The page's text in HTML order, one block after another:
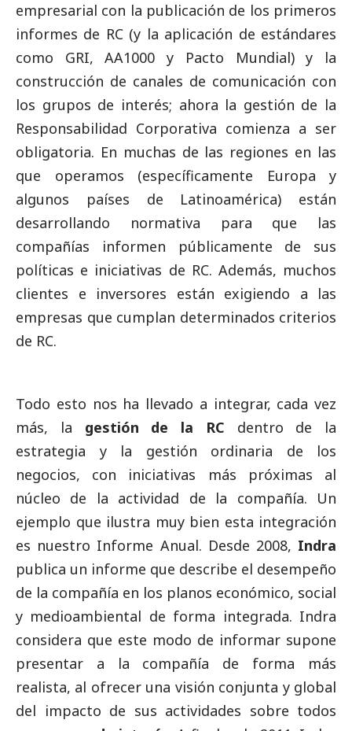
empresarial con la publicación de los primeros
informes de RC (y la aplicación de estándares
como GRI, AA1000 y Pacto Mundial) y la
construcción de canales de comunicación con
los grupos de interés; ahora la gestión de la
Responsabilidad Corporativa comienza a ser
obligatoria. En muchas de las regiones en las
que operamos (específicamente Europa y
algunos países de Latinoamérica) están
desarrollando normativa para que las
compañías informen públicamente de sus
políticas e iniciativas de RC. Además, muchos
clientes e inversores están exigiendo a las
empresas que cumplan determinados criterios
de RC.
Todo esto nos ha llevado a integrar, cada vez
más, la gestión de la RC dentro de la
estrategia y la gestión ordinaria de los
negocios, con iniciativas más próximas al
núcleo de la actividad de la compañía. Un
ejemplo que ilustra muy bien esta integración
es nuestro Informe Anual. Desde 2008, Indra
publica un informe que describe el desempeño
de la compañía en los planos económico, social
y medioambiental de forma integrada. Indra
considera que este modo de informar supone
presentar a la compañía de forma más
realista, al ofrecer una visión conjunta y global
del impacto de sus actividades sobre todos